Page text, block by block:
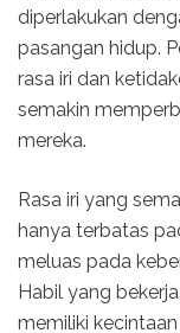
diperlakukan
pasangan hidup.
rasa iri dan
semakin
mereka.
Rasa iri yang
hanya terbatas
meluas pada
Habil yang
memiliki